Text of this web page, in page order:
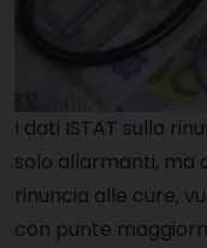
I dati ISTAT sulla
solo allarmanti, ma
rinuncia alle cure,
con punte